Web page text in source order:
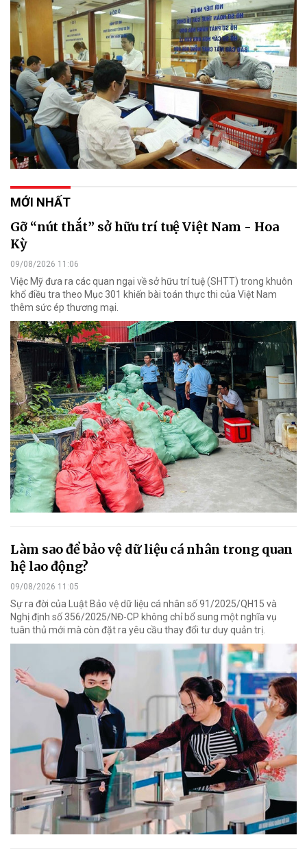
MỚI NHẤT
Gỡ “nút thắt” sở hữu trí tuệ Việt Nam - Hoa
Kỳ
09/08/2026 11:06
Việc Mỹ đưa ra các quan ngại về sở hữu trí tuệ (SHTT) trong khuôn
khổ điều tra theo Mục 301 khiến bài toán thực thi của Việt Nam
thêm sức ép thương mại.
Làm sao để bảo vệ dữ liệu cá nhân trong quan
hệ lao động?
09/08/2026 11:05
Sự ra đời của Luật Bảo vệ dữ liệu cá nhân số 91/2025/QH15 và
Nghị định số 356/2025/NĐ-CP không chỉ bổ sung một nghĩa vụ
tuân thủ mới mà còn đặt ra yêu cầu thay đổi tư duy quản trị.